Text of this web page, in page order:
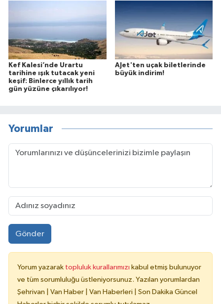
Kef Kalesi’nde Urartu
tarihine ışık tutacak yeni
keşif: Binlerce yıllık tarih
gün yüzüne çıkarılıyor!
AJet'ten uçak biletlerinde
büyük indirim!
Yorumlar
Gönder
Yorum yazarak topluluk kurallarımızı kabul etmiş bulunuyor
ve tüm sorumluluğu üstleniyorsunuz. Yazılan yorumlardan
Şehrivan | Van Haber | Van Haberleri | Son Dakika Güncel